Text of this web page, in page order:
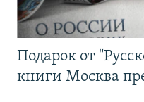
Подарок от
книги Москва